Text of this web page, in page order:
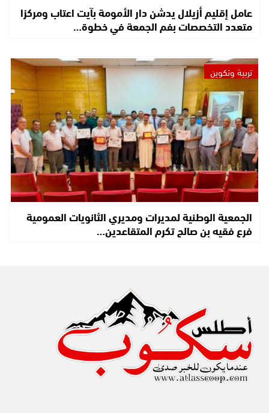
عامل إقليم أزيلال يدشن دار الأمومة بآيت اعتاب ومركزا
متعدد التخصصات بفم الجمعة في خطوة…
تربية وتكوين
الجمعية الوطنية لمديرات ومديري الثانويات العمومية
فرع فقيه بن صالح تكرم المتقاعدين…